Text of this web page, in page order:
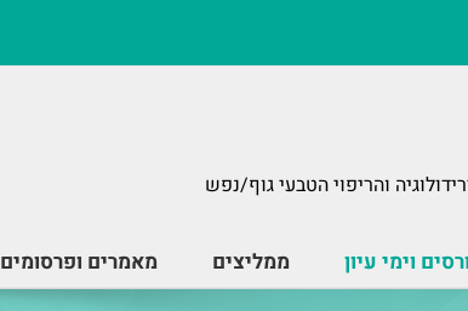
והריפוי הטבעי גוף/נפש
וימי עיון ממליצים מאמרים ופרסומים